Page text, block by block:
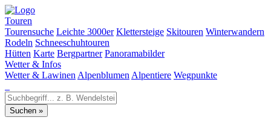
Touren
Tourensuche Leichte 3000er Klettersteige Skitouren Winterwandern
Rodeln Schneeschuhtouren
Hütten Karte Bergpartner Panoramabilder
Wetter & Infos
Wetter & Lawinen Alpenblumen Alpentiere Wegpunkte